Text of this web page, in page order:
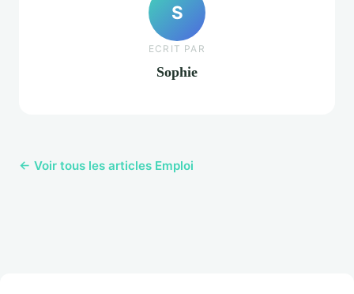
S
ECRIT PAR
Sophie
← Voir tous les articles Emploi